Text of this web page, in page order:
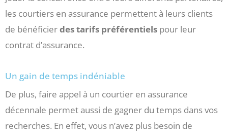
les courtiers en assurance permettent à leurs clients
de bénéficierdes tarifs préférentiels pour leur
contrat d’assurance.
Un gain de temps indéniable
De plus, faire appel à un courtier en assurance
décennale permet aussi de gagner du temps dans vos
recherches. En effet, vous n’avez plus besoin de